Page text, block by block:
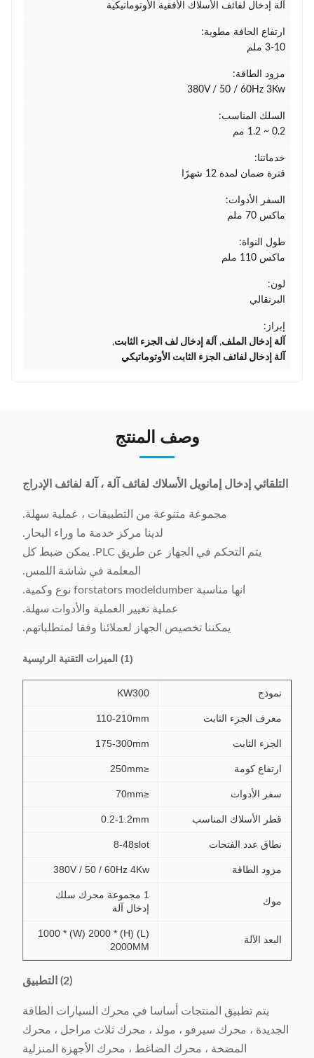
آلة إدخال لفائف الأسلاك الأفقية الأوتوماتيكية
ارتفاع الحافة مطوية:
3-10 ملم
مزود الطاقة:
380V / 50 / 60Hz 3Kw
السلك المناسب:
0.2 ~ 1.2 مم
خدماتنا:
فترة ضمان لمدة 12 شهرًا
السفر الأدوات:
ماكس 70 ملم
طول النواة:
ماكس 110 ملم
لون:
البرتقالي
إبراز:
آلة إدخال الملف, آلة إدخال لف الجزء الثابت,
آلة إدخال لفائف الجزء الثابت الأوتوماتيكي
وصف المنتج
التلقائي إدخال إمانويل الأسلاك لفائف آلة ، آلة لفائف الإدراج
مجموعة متنوعة من التطبيقات ، عملية سهلة.
لدينا مركز خدمة ما وراء البحار.
يتم التحكم في الجهاز عن طريق PLC. يمكن ضبط كل
المعلمة في شاشة اللمس.
انها مناسبة forstators modeldumber نوع وكمية.
عملية تغيير العملية والأدوات سهلة.
يمكننا تخصيص الجهاز لعملائنا وفقا لمتطلباتهم.
(1) الميزات التقنية الرئيسية
نموذج KW300
معرف الجزء الثابت 110-210mm
الجزء الثابت 175-300mm
ارتفاع كومة ≤250mm
سفر الأدوات ≤70mm
قطر الأسلاك المناسب 0.2-1.2mm
نطاق عدد الفتحات 8-48slot
مزود الطاقة 380V / 50 / 60Hz 4Kw
موك
1 مجموعة محرك سلك
إدخال آلة
البعد الآلة
(L) 1000 * (W) 2000 * (H)
2000MM
(2) التطبيق
يتم تطبيق المنتجات أساسا في محرك السيارات الطاقة
الجديدة ، محرك سيرفو ، مولد ، محرك ثلاث مراحل ، محرك
المضخة ، محرك الضاغط ، محرك الأجهزة المنزلية